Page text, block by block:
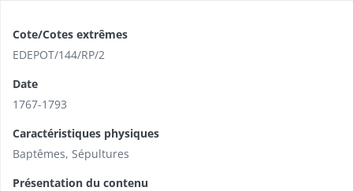
Cote/Cotes extrêmes
EDEPOT/144/RP/2
Date
1767-1793
Caractéristiques physiques
Baptêmes, Sépultures
Présentation du contenu